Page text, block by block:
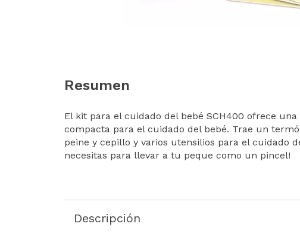
Resumen
El kit para el cuidado del bebé SCH400 ofrece
compacta para el cuidado del bebé. Trae un
peine y cepillo y varios utensilios para el cuidado
necesitas para llevar a tu peque como un pincel!
Descripción